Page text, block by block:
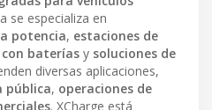
se especializa en
potencia, estaciones de
baterías y soluciones de
diversas aplicaciones,
pública, operaciones de
. XCharge está